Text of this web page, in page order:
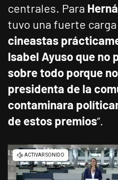
centrales. Para
tuvo una fuerte
cineastas
Isabel Ayuso que no
sobre todo porque
presidenta de la
contaminara
de estos premios”.